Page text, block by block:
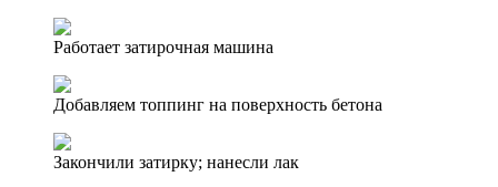
Работает затирочная машина
Добавляем топпинг на поверхность бетона
Закончили затирку; нанесли лак